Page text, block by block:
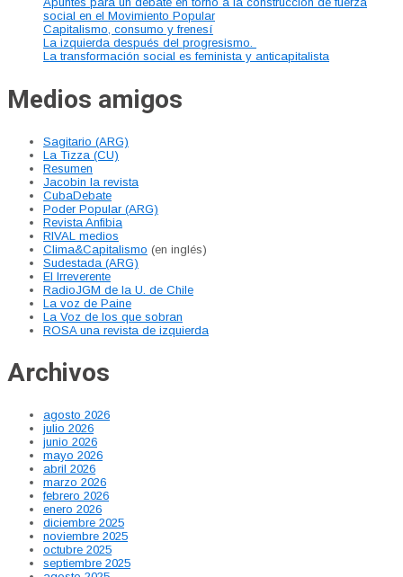
social en el Movimiento Popular
Capitalismo, consumo y frenesí
La izquierda después del progresismo.
La transformación social es feminista y anticapitalista
Medios amigos
Sagitario (ARG)
La Tizza (CU)
Resumen
Jacobin la revista
CubaDebate
Poder Popular (ARG)
Revista Anfibia
RIVAL medios
Clima&Capitalismo (en inglés)
Sudestada (ARG)
El Irreverente
RadioJGM de la U. de Chile
La voz de Paine
La Voz de los que sobran
ROSA una revista de izquierda
Archivos
agosto 2026
julio 2026
junio 2026
mayo 2026
abril 2026
marzo 2026
febrero 2026
enero 2026
diciembre 2025
noviembre 2025
octubre 2025
septiembre 2025